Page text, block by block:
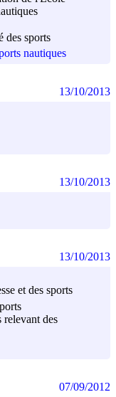
des sports
nautiques
13/10/2013
13/10/2013
et des sports
relevant des
13/10/2013
07/09/2012